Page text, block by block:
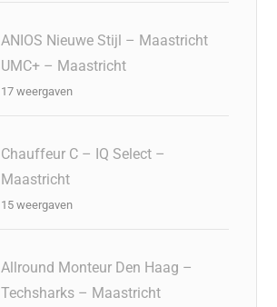
ANIOS Nieuwe Stijl – Maastricht
UMC+ – Maastricht
17 weergaven
Chauffeur C – IQ Select –
Maastricht
15 weergaven
Allround Monteur Den Haag –
Techsharks – Maastricht